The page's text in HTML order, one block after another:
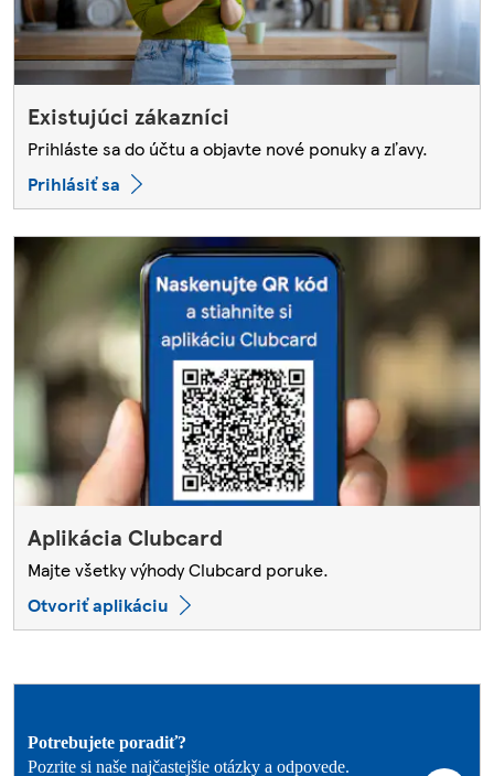
Existujúci zákazníci
Prihláste sa do účtu a objavte nové ponuky a zľavy.
Prihlásiť sa
Aplikácia Clubcard
Majte všetky výhody Clubcard poruke.
Otvoriť aplikáciu
Potrebujete poradiť?
Pozrite si naše najčastejšie otázky a odpovede.